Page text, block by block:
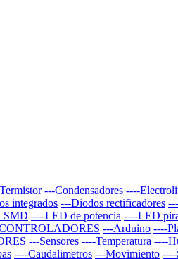
---Condensadores ----
integrados ---Diodos rectificadores
SMD ----LED de potencia ----LED
---Arduino ----
---Sensores ----Temperatura ----
----Caudalimetros ---Movimiento ----